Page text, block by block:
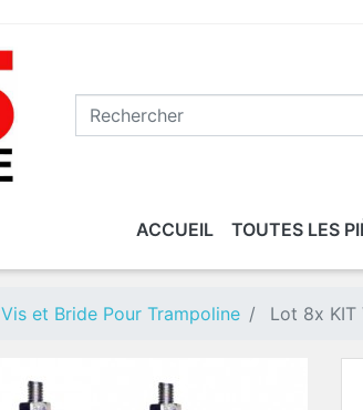
ACCUEIL TOUTES LES
Vis et Bride Pour Trampoline Lot 8x KIT